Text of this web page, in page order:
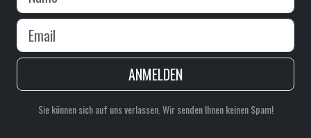
ANMELDEN
Sie können sich auf uns verlassen. Wir senden Ihnen keinen Spam!